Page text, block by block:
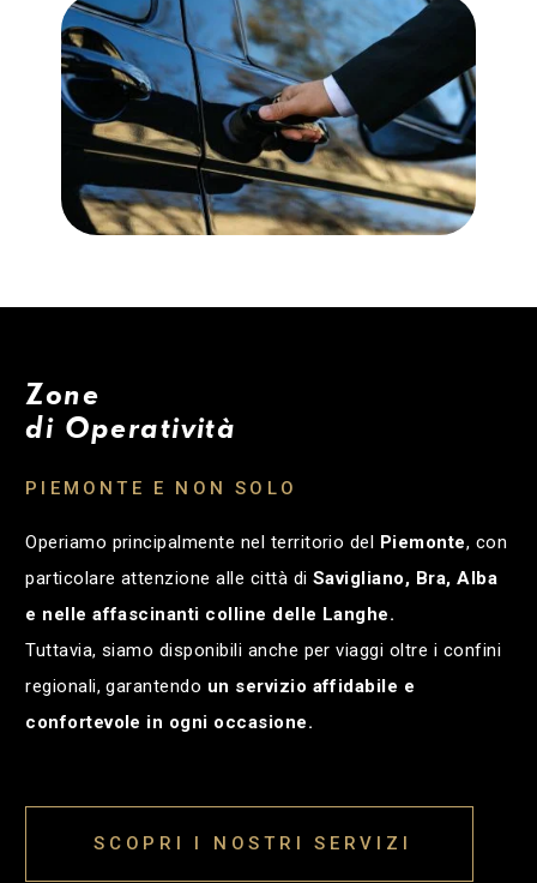
Zone
di Operatività
PIEMONTE E NON SOLO
Operiamo principalmente nel territorio del Piemonte, con
particolare attenzione alle città di Savigliano, Bra, Alba
e nelle affascinanti colline delle Langhe.
Tuttavia, siamo disponibili anche per viaggi oltre i confini
regionali, garantendo un servizio affidabile e
confortevole in ogni occasione.
SCOPRI I NOSTRI SERVIZI